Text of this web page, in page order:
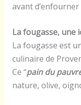
avant d’enfourner
La fougasse, une
La fougasse est
culinaire de
Ce “pain du
nature, olive,